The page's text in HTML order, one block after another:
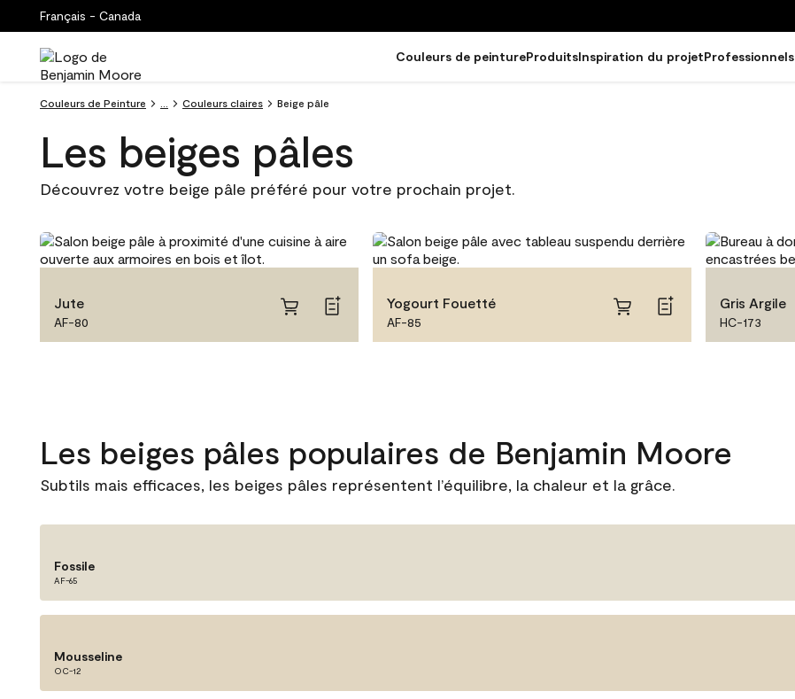
Français - Canada
Couleurs de peintureProduitsInspiration du projetProfessionnels
Couleurs de Peinture Couleurs claires Beige pâle
Les beiges pâles
Découvrez votre beige pâle préféré pour votre prochain projet.
Jute
AF-80
Yogourt Fouetté
AF-85
Gris Argile
HC-173
Les beiges pâles populaires de Benjamin Moore
Subtils mais efficaces, les beiges pâles représentent l’équilibre, la chaleur et la grâce.
Fossile
AF-65
Mousseline
OC-12